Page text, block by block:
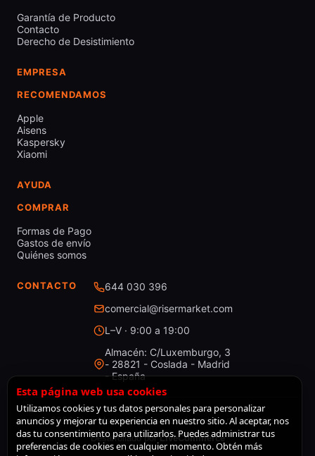
Garantía de Producto
Contacto
Derecho de Desistimiento
EMPRESA
RECOMENDAMOS
Apple
Aisens
Kaspersky
Xiaomi
AYUDA
COMPRAR
Formas de Pago
Gastos de envío
Quiénes somos
CONTACTO
644 030 396
comercial@risermarket.com
L–V · 9:00 a 19:00
Almacén: C/Luxemburgo, 3
- 28821 - Coslada - Madrid
- España
© 2026 RiserMarket · Todos los derechos reservados
Desarrollado porLiveCommerce
Esta página web usa cookies
Utilizamos cookies y tus datos personales para personalizar
anuncios y mejorar tu experiencia en nuestro sitio. Al aceptar, nos
das tu consentimiento para utilizarlos. Puedes administrar tus
preferencias de cookies en cualquier momento. Obtén más